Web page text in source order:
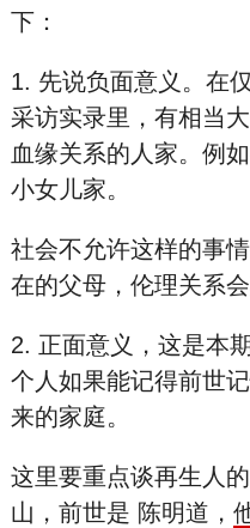
下：
1. 先说负面意义。在
采访实录里，有相当
血缘关系的人家。例
小女儿家。
社会不允许这样的事
在的父母，伦理关系会
2. 正面意义，这是本
个人如果能记得前世
来的家庭。
这里要重点谈再生人
山，前世是 陈明道，